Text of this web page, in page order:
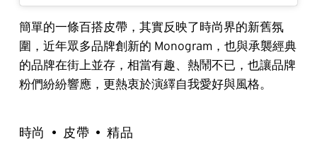
簡單的一條百搭皮帶，其實反映了時尚界的新舊氛
圍，近年眾多品牌創新的 Monogram，也與承襲經典
的品牌在街上並存，相當有趣、熱鬧不已，也讓品牌
粉們紛紛響應，更熱衷於演繹自我愛好與風格。
時尚 皮帶 精品